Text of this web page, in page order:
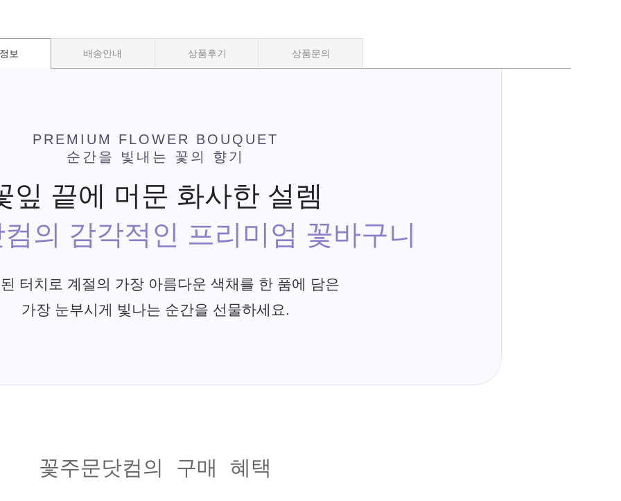
보 배송안내 상품후기 상품문의
PREMIUM FLOWER BOUQUET
순간을 빛내는 꽃의 향기
잎 끝에 머문 화사한 설렘
의 감각적인 프리미엄 꽃바구니
터치로 계절의 가장 아름다운 색채를 한 품에 담은
가장 눈부시게 빛나는 순간을 선물하세요.
꽃주문닷컴의 구매 혜택